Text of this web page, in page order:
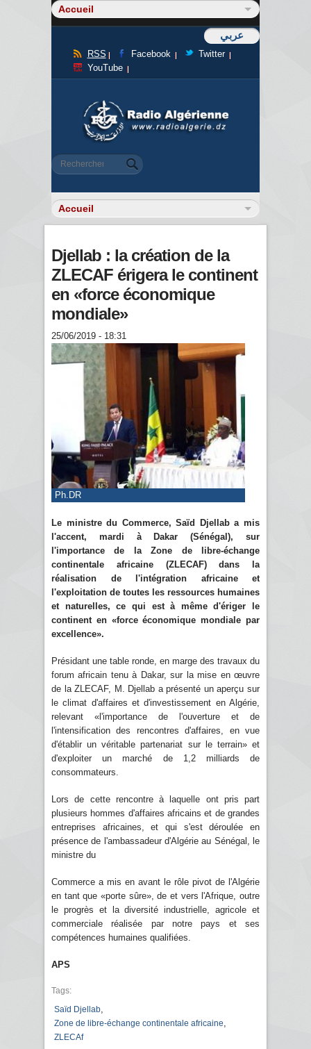
عربي
RSS Facebook
Twitter
YouTube
Formulaire de recherche
Rechercher
Djellab : la création de la
ZLECAF érigera le continent
en «force économique
mondiale»
25/06/2019 - 18:31
Ph.DR
Le ministre du Commerce, Saïd Djellab a mis
l'accent, mardi à Dakar (Sénégal), sur
l'importance de la Zone de libre-échange
continentale africaine (ZLECAF) dans la
réalisation de l'intégration africaine et
l'exploitation de toutes les ressources humaines
et naturelles, ce qui est à même d'ériger le
continent en «force économique mondiale par
excellence».
Présidant une table ronde, en marge des travaux du
forum africain tenu à Dakar, sur la mise en œuvre
de la ZLECAF, M. Djellab a présenté un aperçu sur
le climat d'affaires et d'investissement en Algérie,
relevant «l'importance de l'ouverture et de
l'intensification des rencontres d'affaires, en vue
d'établir un véritable partenariat sur le terrain» et
d'exploiter un marché de 1,2 milliards de
consommateurs.
Lors de cette rencontre à laquelle ont pris part
plusieurs hommes d'affaires africains et de grandes
entreprises africaines, et qui s'est déroulée en
présence de l'ambassadeur d'Algérie au Sénégal, le
ministre du
Commerce a mis en avant le rôle pivot de l'Algérie
en tant que «porte sûre», de et vers l'Afrique, outre
le progrès et la diversité industrielle, agricole et
commerciale réalisée par notre pays et ses
compétences humaines qualifiées.
APS
Tags:
Saïd Djellab
Zone de libre-échange continentale africaine
ZLECAf